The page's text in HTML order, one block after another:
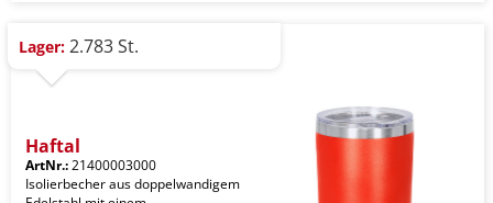
Lager: 2.783 St.
Haftal
ArtNr.:21400003000
Isolierbecher aus doppelwandigem